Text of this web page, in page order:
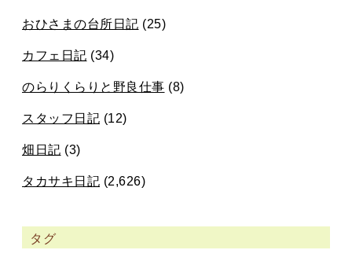
おひさまの台所日記 (25)
カフェ日記 (34)
のらりくらりと野良仕事 (8)
スタッフ日記 (12)
畑日記 (3)
タカサキ日記 (2,626)
タグ